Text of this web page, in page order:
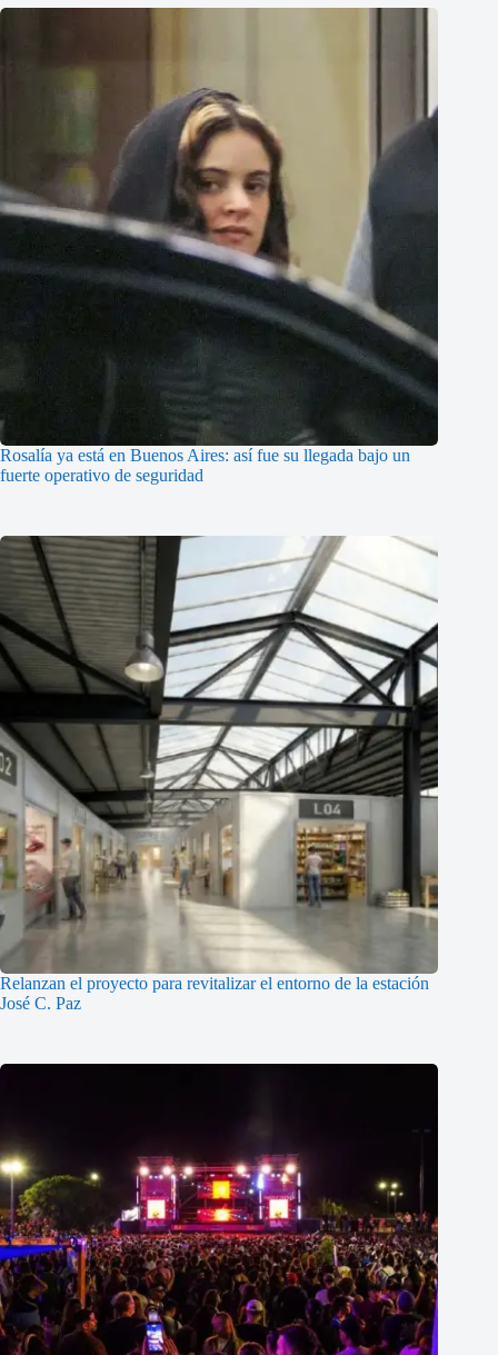
Rosalía ya está en Buenos Aires: así fue su llegada bajo un
fuerte operativo de seguridad
Relanzan el proyecto para revitalizar el entorno de la estación
José C. Paz